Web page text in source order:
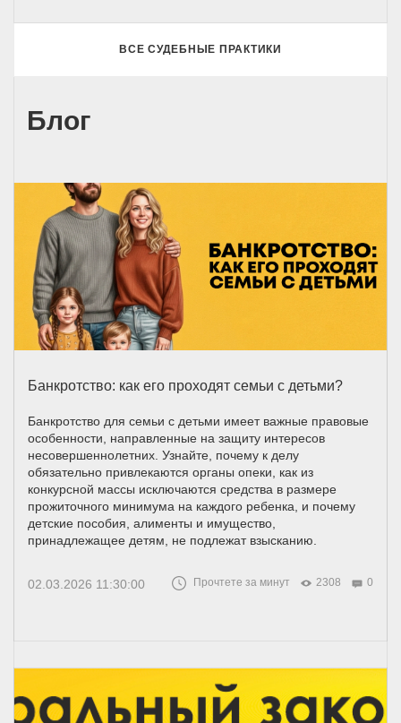
ВСЕ СУДЕБНЫЕ ПРАКТИКИ
Блог
Банкротство: как его проходят семьи с детьми?
Банкротство для семьи с детьми имеет важные правовые
особенности, направленные на защиту интересов
несовершеннолетних. Узнайте, почему к делу
обязательно привлекаются органы опеки, как из
конкурсной массы исключаются средства в размере
прожиточного минимума на каждого ребенка, и почему
детские пособия, алименты и имущество,
принадлежащее детям, не подлежат взысканию.
02.03.2026 11:30:00 Прочтете за минут 2308 0